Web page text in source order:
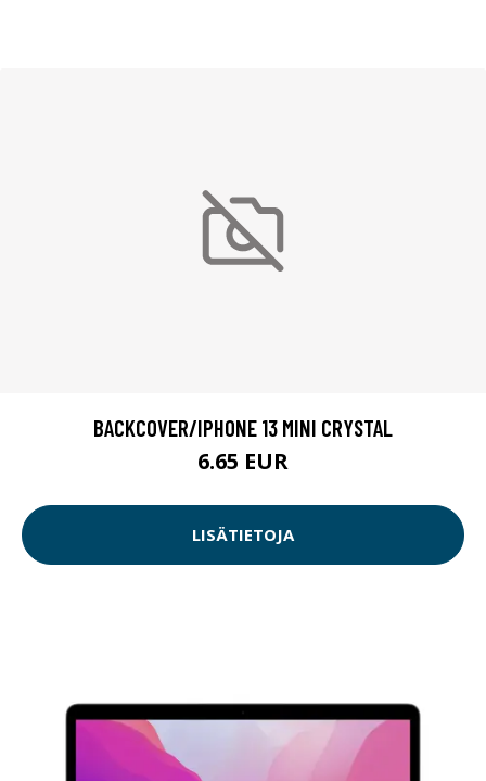
BACKCOVER/IPHONE 13 MINI CRYSTAL
6.65 EUR
LISÄTIETOJA